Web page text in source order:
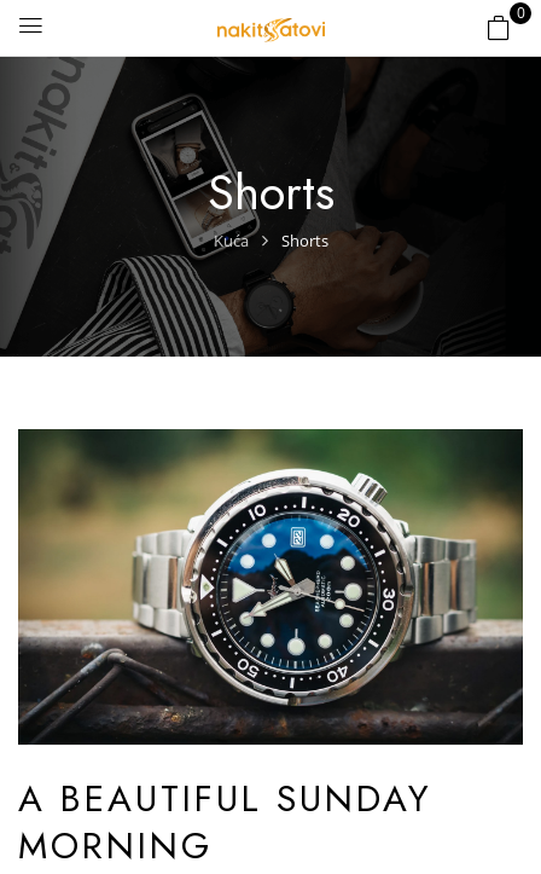
0
Shorts
Kuća Shorts
A BEAUTIFUL SUNDAY
MORNING